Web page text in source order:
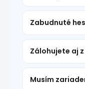
Zabudnuté
Zálohujete aj
Musím